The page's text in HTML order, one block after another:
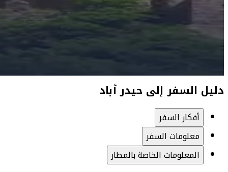
دليل السفر إلى حيدر أباد
أفكار السفر
معلومات السفر
المعلومات الخاصة بالمطار